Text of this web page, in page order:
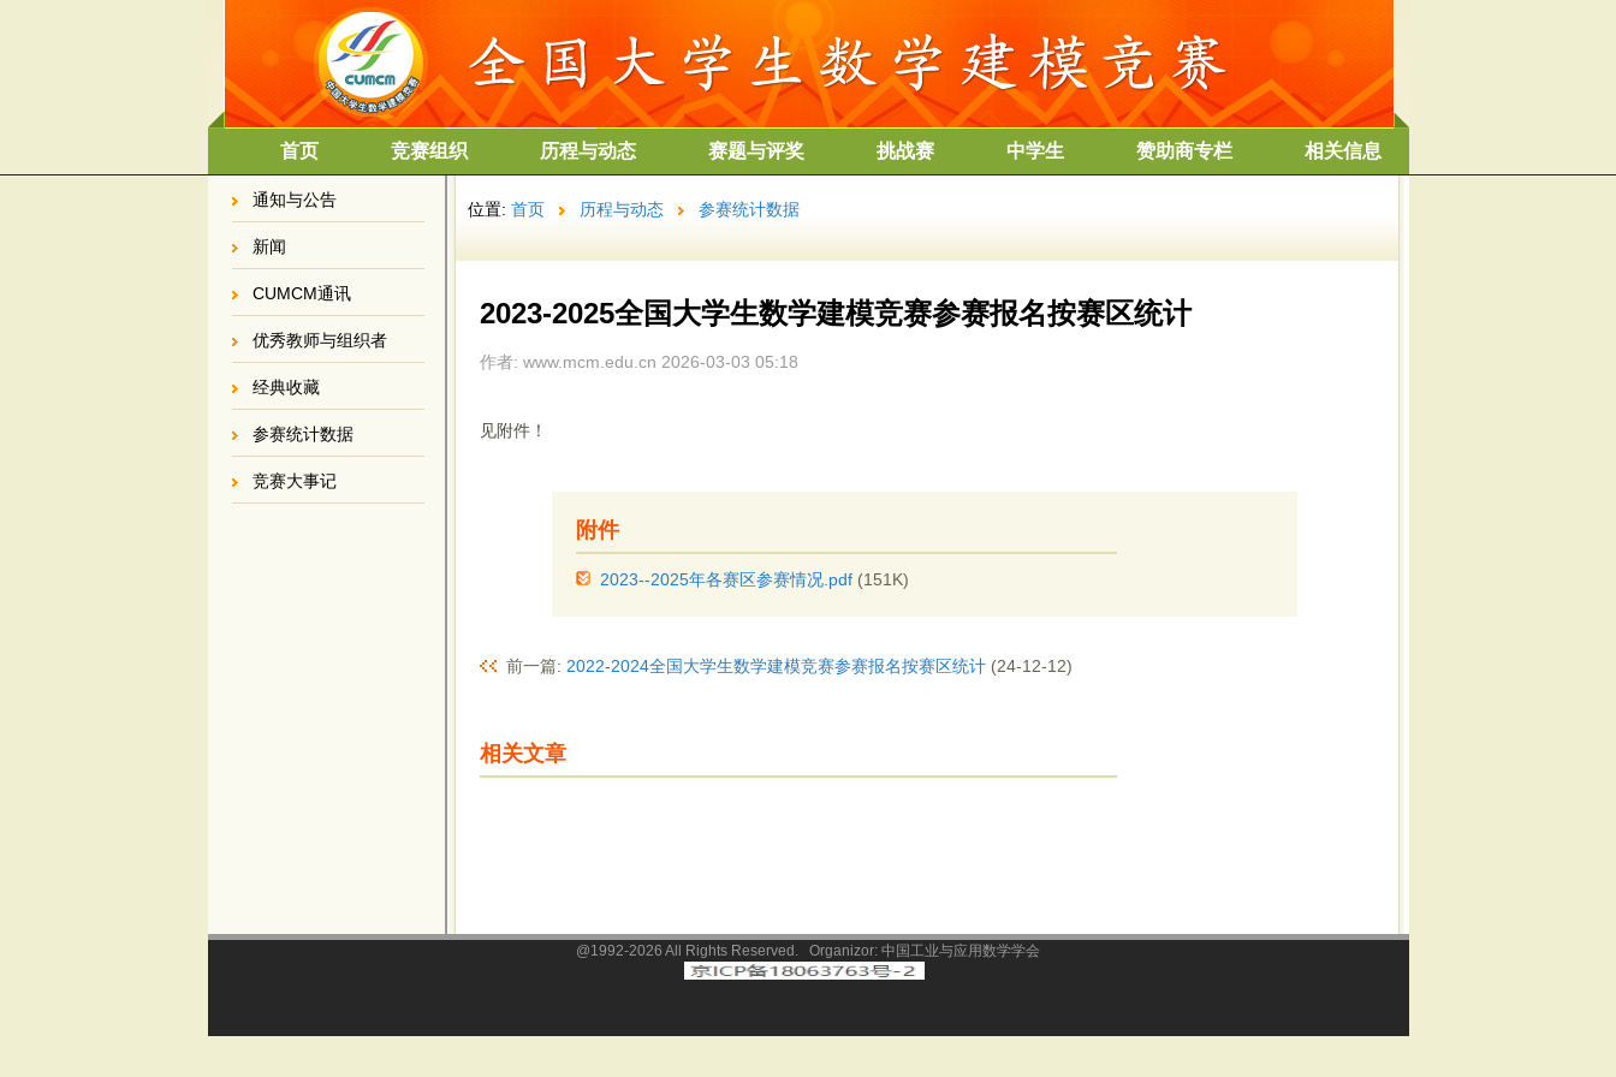
首页 竞赛组织 历程与动态 赛题与评奖 挑战赛 中学生 赞助商专栏 相关信息
通知与公告
新闻
CUMCM通讯
优秀教师与组织者
经典收藏
参赛统计数据
竞赛大事记
位置: 首页 历程与动态 参赛统计数据
2023-2025全国大学生数学建模竞赛参赛报名按赛区统计
作者: www.mcm.edu.cn 2026-03-03 05:18
见附件！
附件
2023--2025年各赛区参赛情况.pdf(151K)
前一篇: 2022-2024全国大学生数学建模竞赛参赛报名按赛区统计(24-12-12)
相关文章
@1992-2026 All Rights Reserved. Organizor: 中国工业与应用数学学会